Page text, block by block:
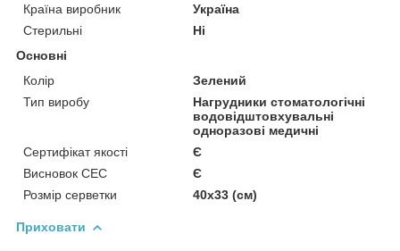
Країна виробник
Україна
Стерильні
Ні
Основні
Колір
Зелений
Тип виробу
Нагрудники стоматологічні
водовідштовхувальні
одноразові медичні
Сертифікат якості
Є
Висновок СЕС
Є
Розмір серветки
40х33 (см)
Приховати